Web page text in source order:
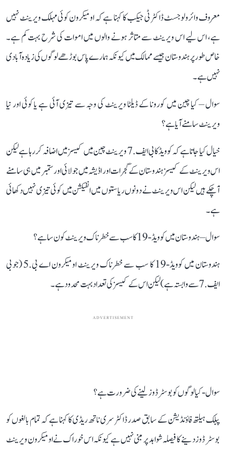
معروف وائرولوجسٹ ڈاکٹر ٹی جیکب کا کہنا ہے کہ اومیکرون کوئی مہلک ویرینٹ نہیں
ہے، اس لیے اس ویرینٹ سے متاثر ہونے والوں میں اموات کی شرح بہت کم ہے۔
خاص طور پر ہندوستان جیسے ممالک میں کیونکہ ہمارے پاس بوڑھے لوگوں کی زیادہ آبادی
نہیں ہے۔
سوال – کیا چین میں کورونا کے ڈیلٹا ویرینٹ کی وجہ سے تیزی آئی ہے یا کوئی اور نیا
ویرینٹ سامنے آیا ہے؟
خیال کیا جاتا ہے کہ کوویڈ کا بی ایف.7 ویرینٹ چین میں کیسز میں اضافہ کر رہا ہے لیکن
اس ویرینٹ کے کیسز ہندوستان کے گجرات اور اڈیشہ میں جولائی اور ستمبر میں ہی سامنے
آ چکے ہیں لیکن اس ویرینٹ نے دونوں ریاستوں میں انفیکشن میں کوئی تیزی نہیں دکھائی
ہے۔
سوال – ہندوستان میں کوویڈ-19 کا سب سے خطرناک ویرینٹ کون سا ہے؟
ہندوستان میں کوویڈ-19 کا سب سے خطرناک ویرینٹ اومیکرون اے بی.5 (جو بی
ایف.7 سے وابستہ ہے) لیکن اس کے کیسز کی تعداد بہت محدود ہے۔
ADVERTISEMENT
سوال - کیا لوگوں کو بوسٹر ڈوز لینے کی ضرورت ہے؟
پبلک ہیلتھ فاؤنڈیشن کے سابق صدر ڈاکٹر سری ناتھ ریڈی کا کہنا ہے کہ تمام بالغوں کو
بوسٹر ڈوز دینے کا فیصلہ شواہد پر مبنی نہیں ہے کیونکہ اس خوراک نے اومیکرون ویرینٹ